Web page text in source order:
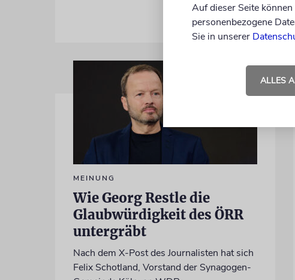
MEINUNG
Wie Georg Restle die
Glaubwürdigkeit des ÖRR
untergräbt
Nach dem X-Post des Journalisten hat sich
Felix Schotland, Vorstand der Synagogen-
Auf dieser Seite
personenbezogene
Sie in unserer
ALLES